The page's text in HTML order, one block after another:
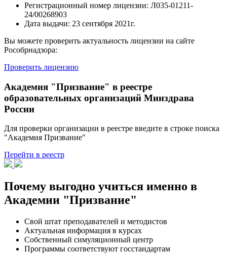
Регистрационный номер лицензии: Л035-01211-
24/00268903
Дата выдачи: 23 сентября 2021г.
Вы можете проверить актуальность лицензии на сайте
Рособрнадзора:
Проверить лицензию
Академия "Призвание" в реестре
образовательных организаций Минздрава
России
Для проверки организации в реестре введите в строке поиска
"Академия Призвание"
Перейти в реестр
Почему выгодно учиться именно в
Академии "Призвание"
Свой штат преподавателей и методистов
Актуальная информация в курсах
Собственный симуляционный центр
Программы соответствуют госстандартам